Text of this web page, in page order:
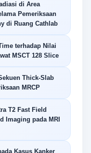
di Area
Pemeriksaan
di Ruang Cathlab
terhadap Nilai
MSCT 128 Slice
Thick-Slab
MRCP
T2 Fast Field
Imaging pada MRI
Kasus Kanker